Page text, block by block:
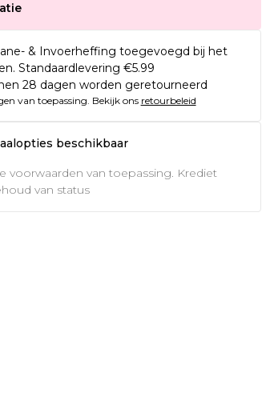
& Invoerheffing toegevoegd bij het
Standaardlevering €5.99
28 dagen worden geretourneerd
van toepassing. Bekijk ons retourbeleid
beschikbaar
voorwaarden van toepassing. Krediet
van status